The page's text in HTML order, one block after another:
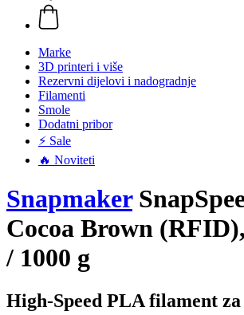
Marke
3D printeri i više
Rezervni dijelovi i nadogradnje
Filamenti
Smole
Dodatni pribor
⚡ Sale
🔥 Noviteti
Snapmaker
Cocoa Brown
/ 1000 g
High-Speed PLA filament